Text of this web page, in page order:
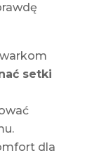
setki
dla